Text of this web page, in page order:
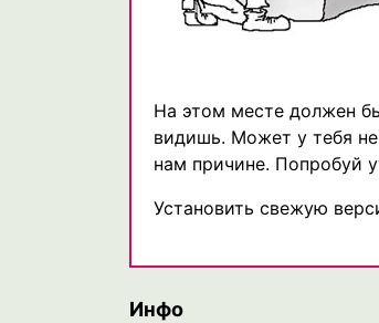
На этом месте должен
видишь. Может у тебя
нам причине. Попробуй
Установить свежую
Инфо